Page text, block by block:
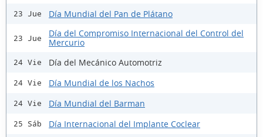
23 Jue Día Mundial del Pan de Plátano
23 Jue
Día del Compromiso Internacional del Control del
Mercurio
24 Vie Día del Mecánico Automotriz
24 Vie Día Mundial de los Nachos
24 Vie Día Mundial del Barman
25 Sáb Día Internacional del Implante Coclear